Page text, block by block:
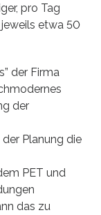
pro Tag
etwa 50
der Firma
der
Planung die
PET und
das zu